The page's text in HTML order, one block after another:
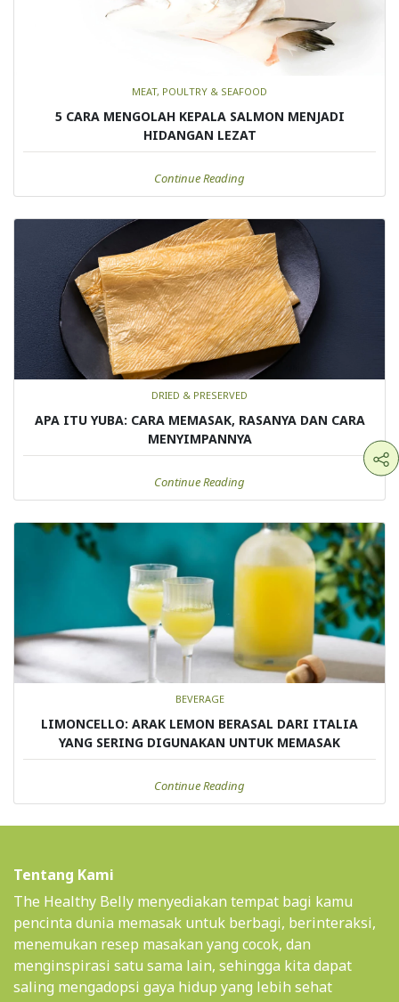
MEAT, POULTRY & SEAFOOD
5 CARA MENGOLAH KEPALA SALMON MENJADI
HIDANGAN LEZAT
Continue Reading
DRIED & PRESERVED
APA ITU YUBA: CARA MEMASAK, RASANYA DAN CARA
MENYIMPANNYA
Continue Reading
BEVERAGE
LIMONCELLO: ARAK LEMON BERASAL DARI ITALIA
YANG SERING DIGUNAKAN UNTUK MEMASAK
Continue Reading
Tentang Kami
The Healthy Belly menyediakan tempat bagi kamu
pencinta dunia memasak untuk berbagi, berinteraksi,
menemukan resep masakan yang cocok, dan
menginspirasi satu sama lain, sehingga kita dapat
saling mengadopsi gaya hidup yang lebih sehat